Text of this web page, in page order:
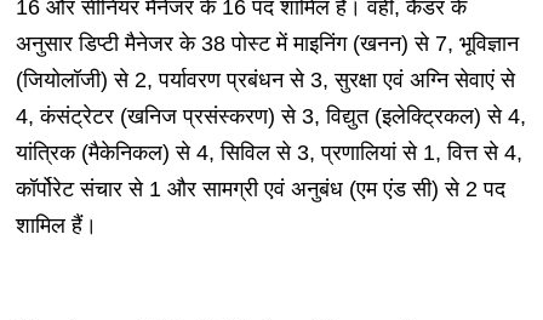
16 और सीनियर मैनेजर के 16 पद शामिल हैं। वहीं, कैडर के
अनुसार डिप्टी मैनेजर के 38 पोस्ट में माइनिंग (खनन) से 7, भूविज्ञान
(जियोलॉजी) से 2, पर्यावरण प्रबंधन से 3, सुरक्षा एवं अग्नि सेवाएं से
4, कंसंट्रेटर (खनिज प्रसंस्करण) से 3, विद्युत (इलेक्ट्रिकल) से 4,
यांत्रिक (मैकेनिकल) से 4, सिविल से 3, प्रणालियां से 1, वित्त से 4,
कॉर्पोरेट संचार से 1 और सामग्री एवं अनुबंध (एम एंड सी) से 2 पद
शामिल हैं।